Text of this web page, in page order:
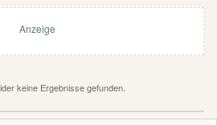
Anzeige
keine Ergebnisse gefunden.